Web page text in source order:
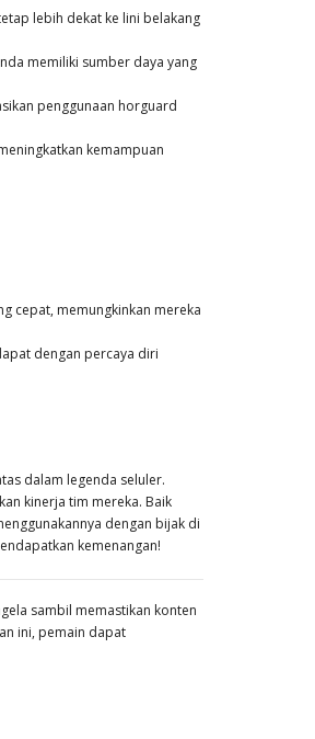
lebih dekat ke lini belakang
memiliki sumber daya yang
penggunaan horguard
kemampuan
cepat, memungkinkan mereka
dengan percaya diri
dalam legenda seluler.
kinerja tim mereka. Baik
dengan bijak di
kemenangan!
sambil memastikan konten
ini, pemain dapat